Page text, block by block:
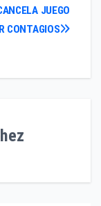
JUEGO
CONTAGIOS